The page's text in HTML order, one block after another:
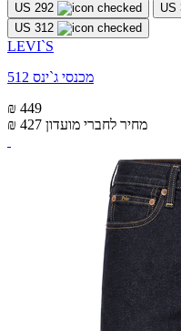
US 292
US 312
LEVI`S
מכנסי ג`ינס 512
₪ 449
₪ 427 מחיר לחברי מועדון